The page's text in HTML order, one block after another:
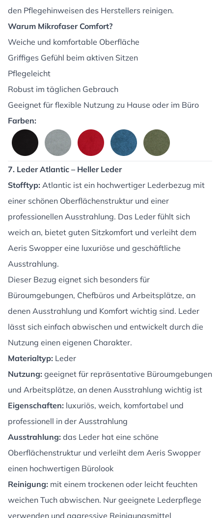
den Pflegehinweisen des Herstellers reinigen.
Warum Mikrofaser Comfort?
Weiche und komfortable Oberfläche
Griffiges Gefühl beim aktiven Sitzen
Pflegeleicht
Robust im täglichen Gebrauch
Geeignet für flexible Nutzung zu Hause oder im Büro
Farben:
7. Leder Atlantic – Heller Leder
Stofftyp: Atlantic ist ein hochwertiger Lederbezug mit
einer schönen Oberflächenstruktur und einer
professionellen Ausstrahlung. Das Leder fühlt sich
weich an, bietet guten Sitzkomfort und verleiht dem
Aeris Swopper eine luxuriöse und geschäftliche
Ausstrahlung.
Dieser Bezug eignet sich besonders für
Büroumgebungen, Chefbüros und Arbeitsplätze, an
denen Ausstrahlung und Komfort wichtig sind. Leder
lässt sich einfach abwischen und entwickelt durch die
Nutzung einen eigenen Charakter.
Materialtyp: Leder
Nutzung: geeignet für repräsentative Büroumgebungen
und Arbeitsplätze, an denen Ausstrahlung wichtig ist
Eigenschaften: luxuriös, weich, komfortabel und
professionell in der Ausstrahlung
Ausstrahlung: das Leder hat eine schöne
Oberflächenstruktur und verleiht dem Aeris Swopper
einen hochwertigen Bürolook
Reinigung: mit einem trockenen oder leicht feuchten
weichen Tuch abwischen. Nur geeignete Lederpflege
verwenden und aggressive Reinigungsmittel